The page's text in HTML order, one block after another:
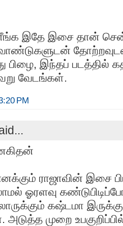
இதே இசை தான்
வாண்டுகளுடன்
பிழை, இந்தப் படத்தில்
வேடங்கள்.
PM
ராஜாவின் இசை
ஓரளவு
கஷ்டமா
அடுத்த முறை